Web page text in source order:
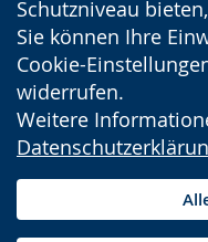
Schutzniveau
Sie können Ihre
Cookie-
widerrufen.
Weitere